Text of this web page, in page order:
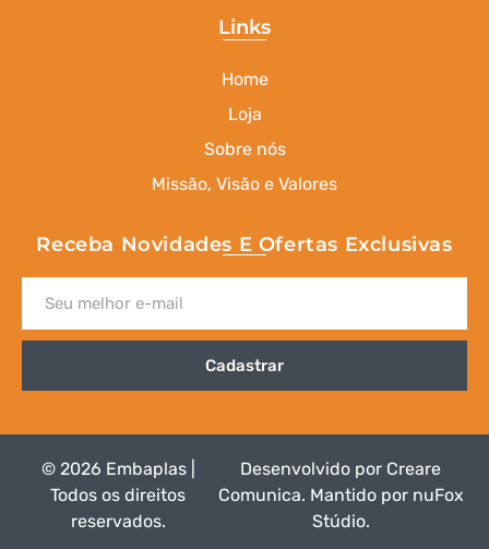
Links
Home
Loja
Sobre nós
Missão, Visão e Valores
Receba Novidades E Ofertas Exclusivas
Cadastrar
© 2026 Embaplas |
Todos os direitos
reservados.
Desenvolvido por Creare
Comunica. Mantido por nuFox
Stúdio.